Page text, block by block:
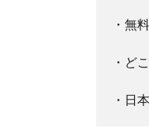
・無
・ど
・日